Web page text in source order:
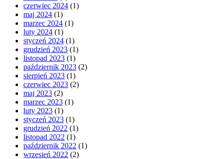
czerwiec 2024 (1)
maj 2024 (1)
marzec 2024 (1)
luty 2024 (1)
styczeń 2024 (1)
grudzień 2023 (1)
listopad 2023 (1)
październik 2023 (2)
sierpień 2023 (1)
czerwiec 2023 (2)
maj 2023 (2)
marzec 2023 (1)
luty 2023 (1)
styczeń 2023 (1)
grudzień 2022 (1)
listopad 2022 (1)
październik 2022 (1)
wrzesień 2022 (2)